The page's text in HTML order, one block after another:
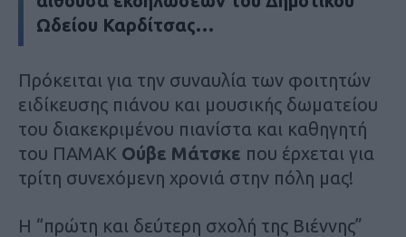
Ωδείου Καρδίτσας…
Πρόκειται για την συναυλία των φοιτητών
ειδίκευσης πιάνου και μουσικής δωματείου
του διακεκριμένου πιανίστα και καθηγητή
του ΠΑΜΑΚ Ούβε Μάτσκε που έρχεται για
τρίτη συνεχόμενη χρονιά στην πόλη μας!
Η “πρώτη και δεύτερη σχολή της Βιέννης”